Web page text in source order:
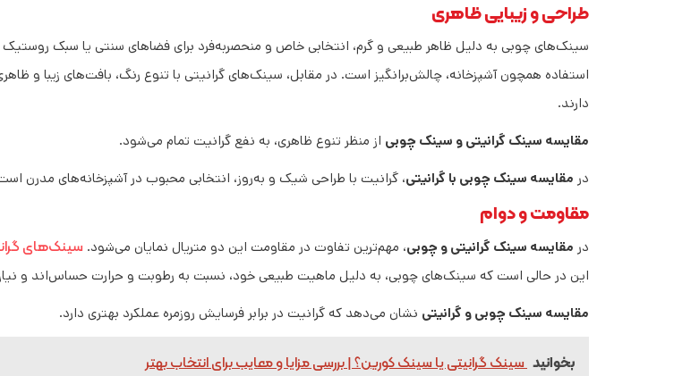
طراحی و زیبایی ظاهری
سینک‌های چوبی به دلیل ظاهر طبیعی و گرم، انتخابی خاص و منحصربه‌فرد برای فضاهای سنتی یا سبک
استفاده همچون آشپزخانه، چالش‌برانگیز است. در مقابل، سینک‌های گرانیتی با تنوع رنگ، بافت‌های زیبا و
دارند.
مقایسه سینک گرانیتی و سینک چوبی از منظر تنوع ظاهری، به نفع گرانیت تمام می‌شود.
در مقایسه سینک چوبی با گرانیتی، گرانیت با طراحی شیک و به‌روز، انتخابی محبوب در آشپزخانه‌های مدرن
مقاومت و دوام
در مقایسه سینک گرانیتی و چوبی، مهم‌ترین تفاوت در مقاومت این دو متریال نمایان می‌شود. سینک‌های
این در حالی است که سینک‌های چوبی، به دلیل ماهیت طبیعی خود، نسبت به رطوبت و حرارت حساس‌اند و نیاز
مقایسه سینک چوبی و گرانیتی نشان می‌دهد که گرانیت در برابر فرسایش روزمره عملکرد بهتری دارد.
بخوانید سینک گرانیتی یا سینک کورین؟ | بررسی مزایا و معایب برای انتخاب بهتر